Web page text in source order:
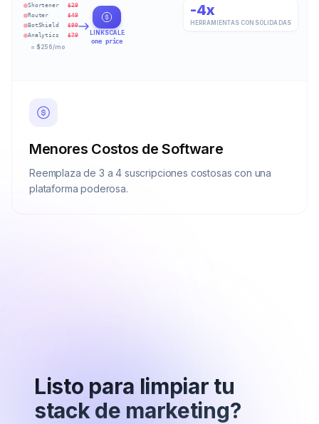
Shortener
$29
Router
$49
BotShield
$99
Analytics
$79
= $256/mo
LINKSCALE
one price
-4x
HERRAMIENTAS CONSOLIDADAS
Menores Costos de Software
Reemplaza de 3 a 4 suscripciones costosas con una
plataforma poderosa.
Listo para limpiar tu
stack de marketing?